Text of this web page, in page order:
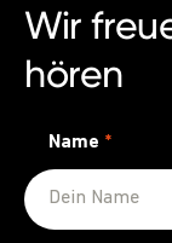
Wir
hören
Name *